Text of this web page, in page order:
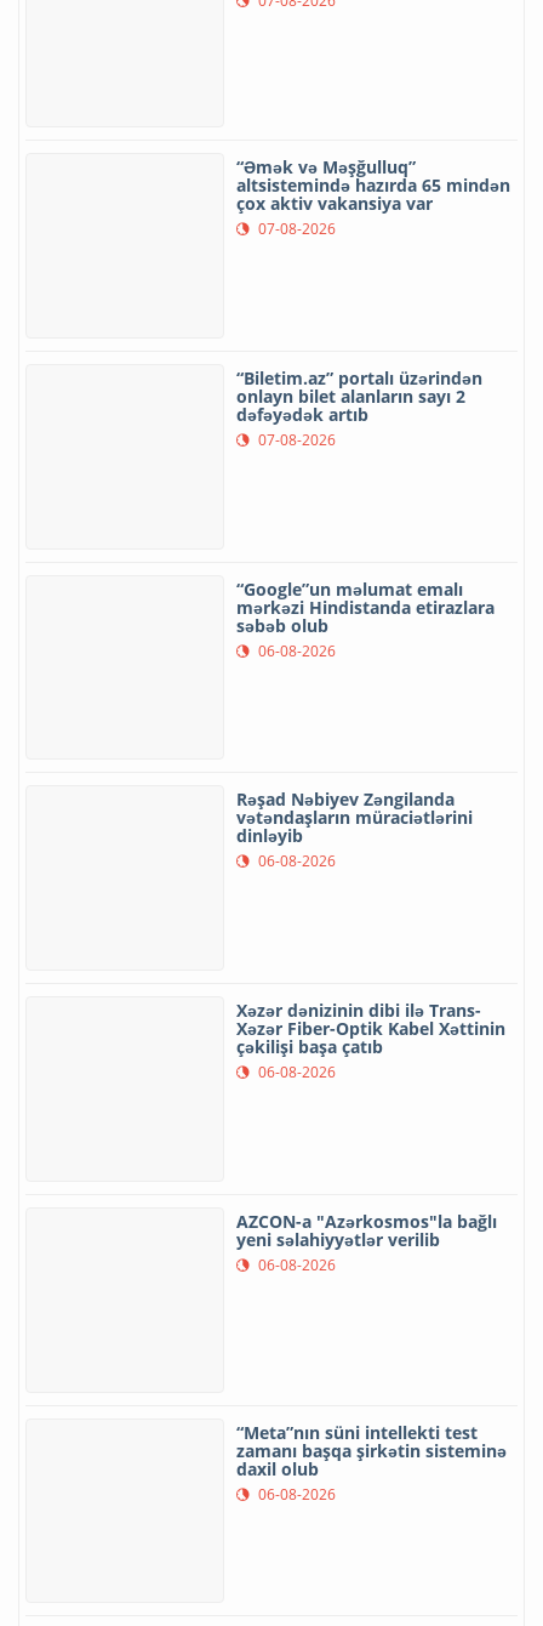
“Əmək və Məşğulluq”
altsistemində hazırda 65 mindən
çox aktiv vakansiya var
“Biletim.az” portalı üzərindən
onlayn bilet alanların sayı 2
dəfəyədək artıb
“Google”un məlumat emalı
mərkəzi Hindistanda etirazlara
səbəb olub
Rəşad Nəbiyev Zəngilanda
vətəndaşların müraciətlərini
dinləyib
Xəzər dənizinin dibi ilə Trans-
Xəzər Fiber-Optik Kabel Xəttinin
çəkilişi başa çatıb
AZCON-a "Azərkosmos"la bağlı
yeni səlahiyyətlər verilib
“Meta”nın süni intellekti test
zamanı başqa şirkətin sisteminə
daxil olub